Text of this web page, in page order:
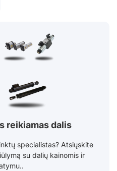
reikiamas dalis
specialistas? Atsiųskite
su dalių kainomis ir